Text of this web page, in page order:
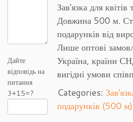
Дайте
відповідь на
питання
3+15=?
Зав'язка для квітів
Довжина 500 м.
подарунків від
Лише оптові
Україна, країни
вигідні умови
Categories:
подарунків (500 м)